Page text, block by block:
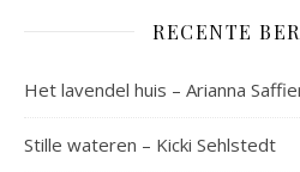
RECENTE
Het lavendel huis – Arianna
Stille wateren – Kicki Sehlstedt